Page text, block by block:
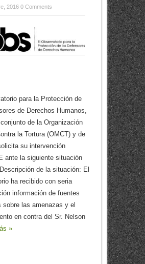
2016 0 Comments
para la Protección de
de Derechos Humanos,
de la Organización
la Tortura (OMCT) y de
su intervención
ante la siguiente situación
de la situación: El
ha recibido con seria
información de fuentes
sobre las amenazas y el
en contra del Sr. Nelson
»